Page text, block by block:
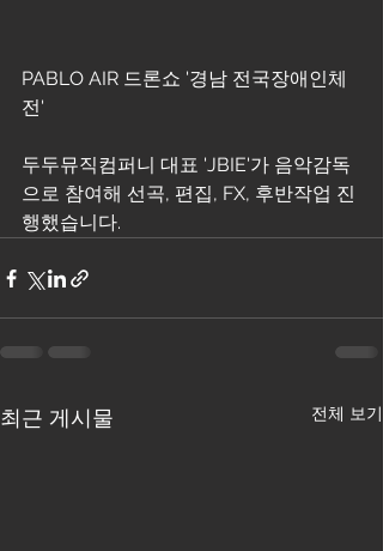
PABLO AIR 드론쇼 '경남 전국장애인체
전'
두두뮤직컴퍼니 대표 'JBIE'가 음악감독
으로 참여해 선곡, 편집, FX, 후반작업 진
행했습니다.
최근 게시물 전체 보기